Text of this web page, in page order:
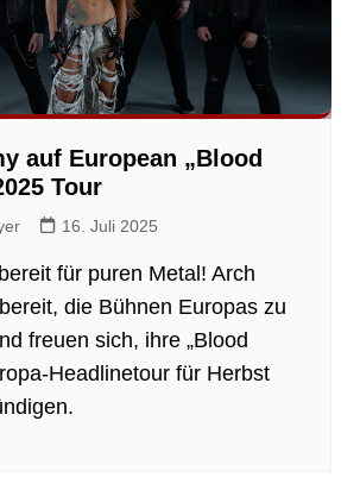
auf European „Blood
Tour
16. Juli 2025
für puren Metal! Arch
die Bühnen Europas zu
freuen sich, ihre „Blood
Headlinetour für Herbst